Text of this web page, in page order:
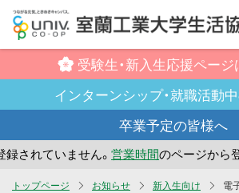
受験生・新入生応援ページ
インターンシップ・就職活動
卒業予定の皆様へ
れていません。営業時間のページから登
トップページ お知らせ 新入生向け 電